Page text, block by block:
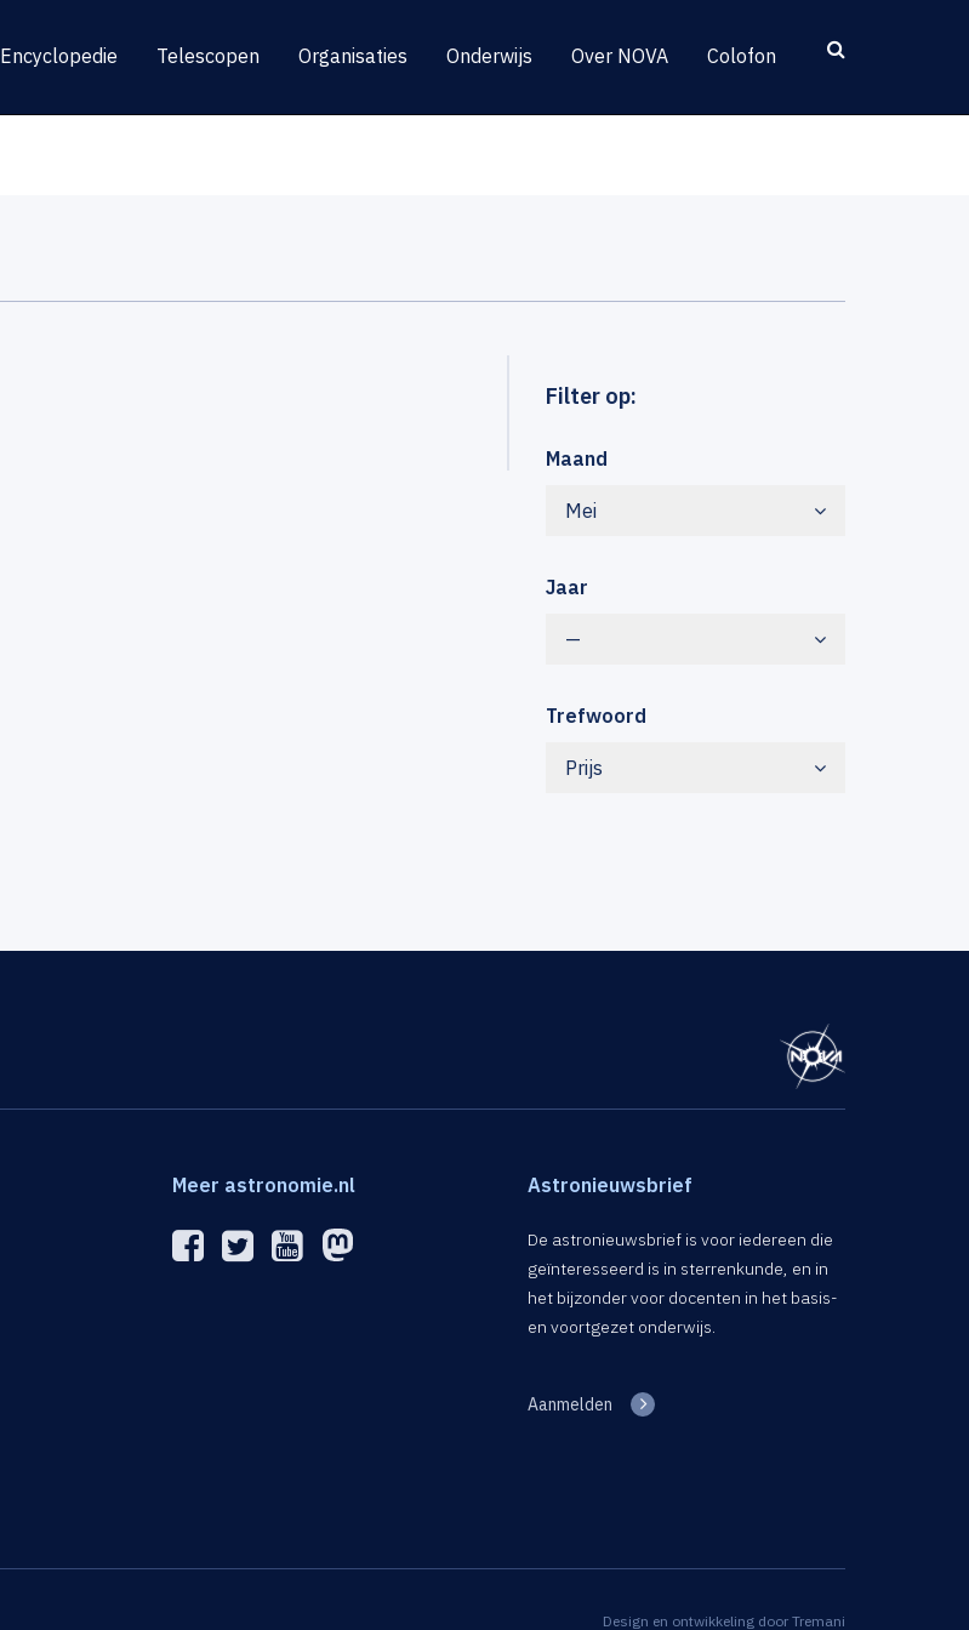
Encyclopedie Telescopen Organisaties Onderwijs Over NOVA Colofon
Filter op:
Maand
Mei
Jaar
—
Trefwoord
Prijs
Meer astronomie.nl Astronieuwsbrief
De astronieuwsbrief is voor iedereen die
geïnteresseerd is in sterrenkunde, en in
het bijzonder voor docenten in het basis-
en voortgezet onderwijs.
Aanmelden
Design en ontwikkeling door Tremani